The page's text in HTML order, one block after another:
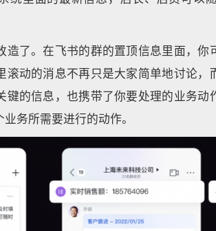
造了。在飞书的群的置顶信息里面，
滚动的消息不再只是大家简单地讨论
的信息，也携带了你要处理的业务动
务所需要进行的动作。